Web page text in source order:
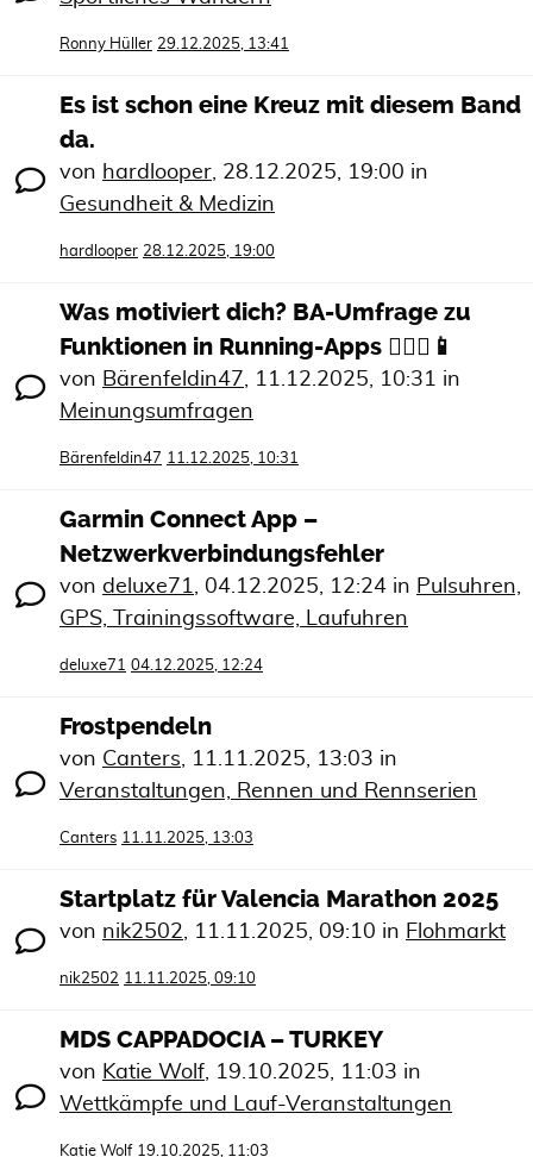
Ronny Hüller 29.12.2025, 13:41
Es ist schon eine Kreuz mit diesem Band
da.
von hardlooper, 28.12.2025, 19:00 in
Gesundheit & Medizin
hardlooper 28.12.2025, 19:00
Was motiviert dich? BA-Umfrage zu
Funktionen in Running-Apps 🏃🏻‍♀️📱
von Bärenfeldin47, 11.12.2025, 10:31 in
Meinungsumfragen
Bärenfeldin47 11.12.2025, 10:31
Garmin Connect App –
Netzwerkverbindungsfehler
von deluxe71, 04.12.2025, 12:24 in Pulsuhren,
GPS, Trainingssoftware, Laufuhren
deluxe71 04.12.2025, 12:24
Frostpendeln
von Canters, 11.11.2025, 13:03 in
Veranstaltungen, Rennen und Rennserien
Canters 11.11.2025, 13:03
Startplatz für Valencia Marathon 2025
von nik2502, 11.11.2025, 09:10 in Flohmarkt
nik2502 11.11.2025, 09:10
MDS CAPPADOCIA – TURKEY
von Katie Wolf, 19.10.2025, 11:03 in
Wettkämpfe und Lauf-Veranstaltungen
Katie Wolf 19.10.2025, 11:03